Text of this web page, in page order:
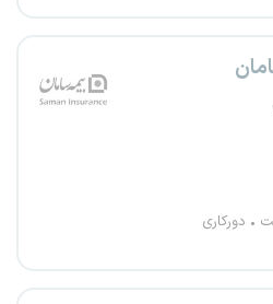
دورکاری